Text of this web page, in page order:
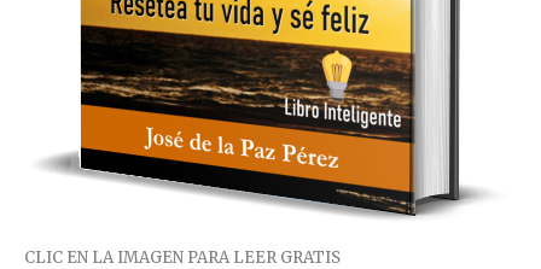
CLIC EN LA IMAGEN PARA LEER GRATIS